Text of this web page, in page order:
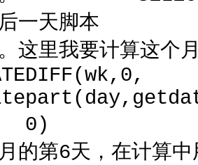
一天脚本
这里我要计算
0) 在这个例子
的第6天，在计算